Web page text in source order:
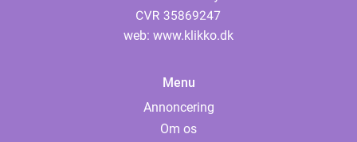
web: www.klikko.dk
Menu
Annoncering
Om os